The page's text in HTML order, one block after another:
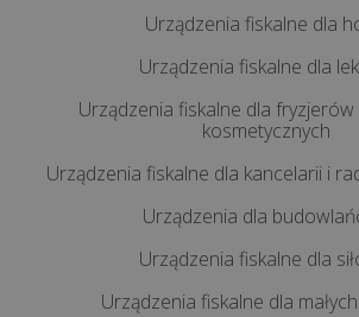
Urządzenia fiskalne dla
Urządzenia fiskalne dla
Urządzenia fiskalne dla
kosmetycznych
Urządzenia fiskalne dla kancelarii i
Urządzenia dla
Urządzenia fiskalne dla
Urządzenia fiskalne dla